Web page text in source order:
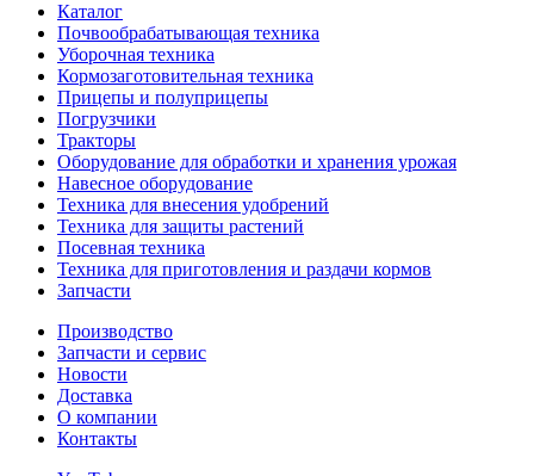
Каталог
Почвообрабатывающая техника
Уборочная техника
Кормозаготовительная техника
Прицепы и полуприцепы
Погрузчики
Тракторы
Оборудование для обработки и хранения урожая
Навесное оборудование
Техника для внесения удобрений
Техника для защиты растений
Посевная техника
Техника для приготовления и раздачи кормов
Запчасти
Производство
Запчасти и сервис
Новости
Доставка
О компании
Контакты